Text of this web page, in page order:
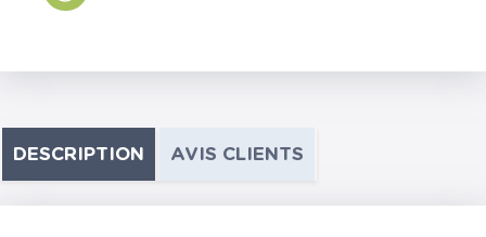
DESCRIPTION AVIS CLIENTS